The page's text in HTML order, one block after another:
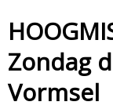
Zondag
Vormsel